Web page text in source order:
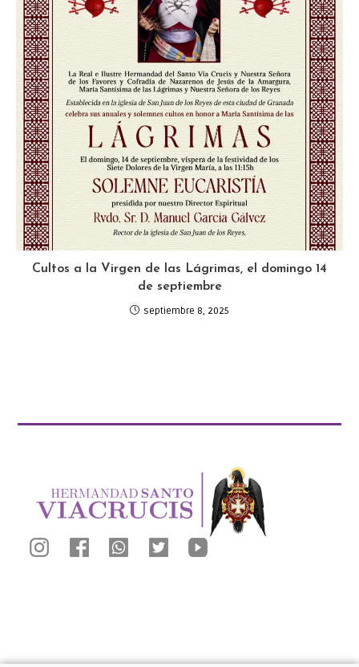
Cultos a la Virgen de las Lágrimas, el domingo 14
de septiembre
septiembre 8, 2025